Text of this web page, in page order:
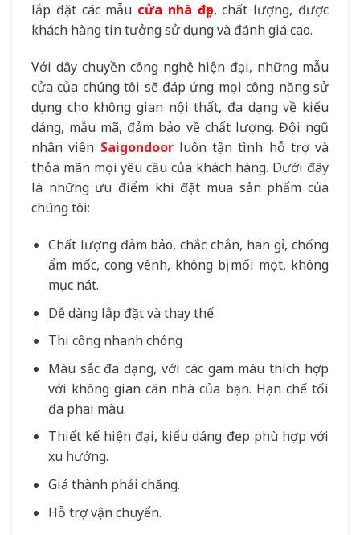
lắp đặt các mẫu cửa nhà đẹp, chất lượng, được
khách hàng tin tưởng sử dụng và đánh giá cao.
Với dây chuyền công nghệ hiện đại, những mẫu
cửa của chúng tôi sẽ đáp ứng mọi công năng sử
dụng cho không gian nội thất, đa dạng về kiểu
dáng, mẫu mã, đảm bảo về chất lượng. Đội ngũ
nhân viên Saigondoorluôn tận tình hỗ trợ và
thỏa mãn mọi yêu cầu của khách hàng. Dưới đây
là những ưu điểm khi đặt mua sản phẩm của
chúng tôi:
Chất lượng đảm bảo, chắc chắn, han gỉ, chống
ẩm mốc, cong vênh, không bị mối mọt, không
mục nát.
Dễ dàng lắp đặt và thay thế.
Thi công nhanh chóng
Màu sắc đa dạng, với các gam màu thích hợp
với không gian căn nhà của bạn. Hạn chế tối
đa phai màu.
Thiết kế hiện đại, kiểu dáng đẹp phù hợp với
xu hướng.
Giá thành phải chăng.
Hỗ trợ vận chuyển.